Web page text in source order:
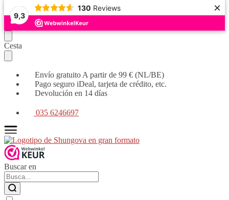
9,3
130 Reviews ×
Seguir
navegando
Ir
al
contenido
Cesta
Envío gratuito A partir de 99 € (NL/BE)
Pago seguro iDeal, tarjeta de crédito, etc.
Devolución en 14 días
035 6246697
Buscar en